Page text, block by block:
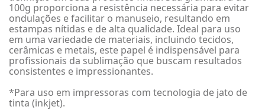
100g proporciona a resistência necessária para evitar
ondulações e facilitar o manuseio, resultando em
estampas nítidas e de alta qualidade. Ideal para uso
em uma variedade de materiais, incluindo tecidos,
cerâmicas e metais, este papel é indispensável para
profissionais da sublimação que buscam resultados
consistentes e impressionantes.
*Para uso em impressoras com tecnologia de jato de
tinta (inkjet).